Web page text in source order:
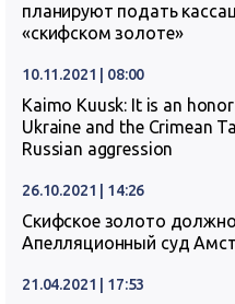
планируют подать
«скифском золоте»
10.11.2021 | 08:00
Kaimo Kuusk: It is an
Ukraine and the Crimean
Russian aggression
26.10.2021 | 14:26
Скифское золото
Апелляционный суд
21.04.2021 | 17:53